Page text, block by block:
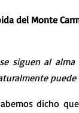
del Monte
siguen al
puede
dicho